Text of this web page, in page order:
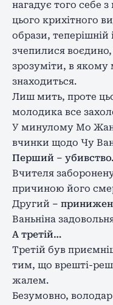
нагадує того себе
цього крихітного
образи,
зчепилися
зрозуміти, в якому
знаходиться.
Лиш мить, проте
молодика все
У минулому Мо Жань
вчинки щодо Чу
Перший – убивство.
Вчителя
причиною його
Другий –
Ваньніна
А третій…
Третій був
тим, що врешті-
жалем.
Безумовно,